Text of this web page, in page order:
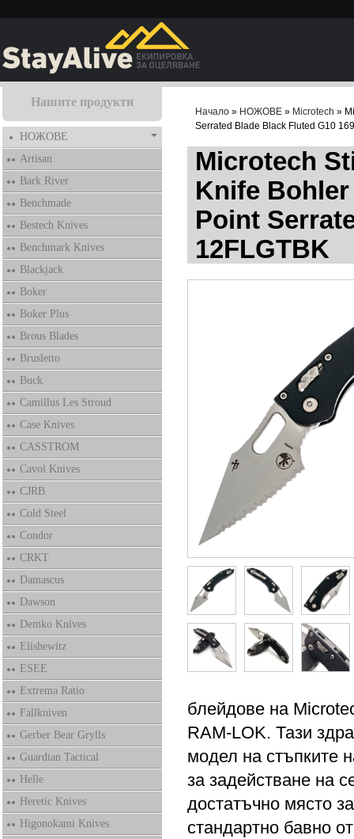
Нашите продукти
НОЖОВЕ
Artisan
Bark River
Benchmade
Bestech Knives
Benchmark Knives
Blackjack
Boker
Boker Plus
Brous Blades
Brusletto
Buck
Camillus Les Stroud
Case Knives
CASSTROM
Cavol Knives
CJRB
Cold Steel
Condor
CRKT
Damascus
Dawson
Demko Knives
Elishewitz
ESEE
Extrema Ratio
Fallkniven
Gerber Bear Grylls
Guardian Tactical
Helle
Heretic Knives
Higonokami Knives
Начало» НОЖОВЕ» Microtech »
Serrated Blade Black Fluted G10
Microtech
Knife Bohler
Point
12FLGTBK
блейдове на
RAM-LOK. Тази
модел на стъпките
за задействане на
достатъчно място
стандартно бавно